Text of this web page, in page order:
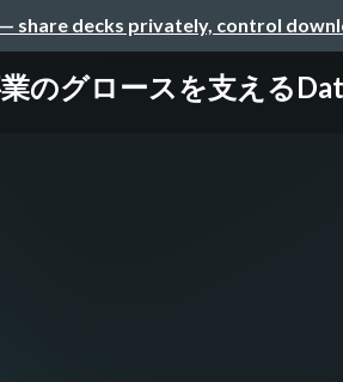
— share decks privately, control
のグロースを支える